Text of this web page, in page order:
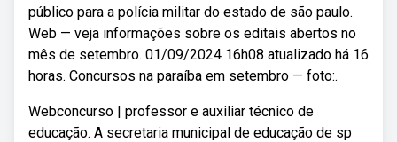
público para a polícia militar do estado de são paulo.
Web — veja informações sobre os editais abertos no
mês de setembro. 01/09/2024 16h08 atualizado há 16
horas. Concursos na paraíba em setembro — foto:.
Webconcurso | professor e auxiliar técnico de
educação. A secretaria municipal de educação de sp